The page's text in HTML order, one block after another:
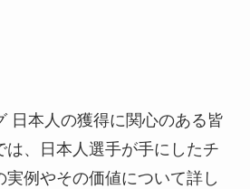
日本人の獲得に関心のある皆
は、日本人選手が手にしたチ
実例やその価値について詳し